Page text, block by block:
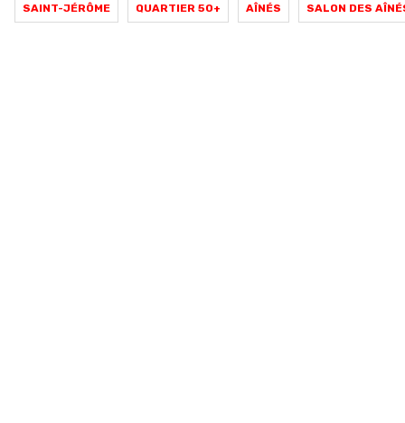
SAINT-JÉRÔME QUARTIER 50+ AÎNÉS SALON DES